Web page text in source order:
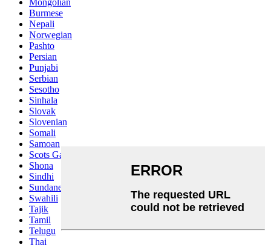
Mongolian
Burmese
Nepali
Norwegian
Pashto
Persian
Punjabi
Serbian
Sesotho
Sinhala
Slovak
Slovenian
Somali
Samoan
Scots Gaelic
Shona
Sindhi
Sundanese
Swahili
Tajik
Tamil
Telugu
Thai